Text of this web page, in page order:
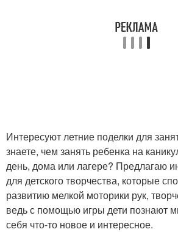
Интересуют летние поделки для
знаете, чем занять ребенка на
день, дома или лагере? Предлагаю
для детского творчества, которые
развитию мелкой моторики рук,
ведь с помощью игры дети познают
себя что-то новое и интересное.